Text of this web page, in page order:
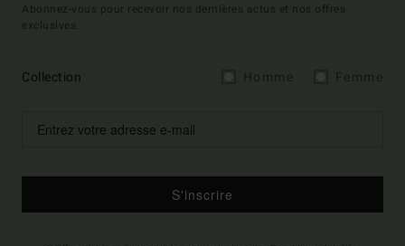
Abonnez-vous pour recevoir nos dernières actus et nos offres
exclusives.
Collection
S'inscrire